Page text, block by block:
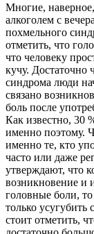
Многие,
алкоголем с
похмельного
отметить, что
что человеку
кучу. Достаточно
синдрома люди
связано
боль после
Как известно, 30
именно поэтому.
именно те, кто
часто или даже
утверждают, что
возникновение и
головные боли,
только
стоит отметить,